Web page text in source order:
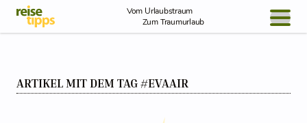
Skip to Content
Vom Urlaubstraum
Zum Traumurlaub
NEWS
ARTIKEL MIT DEM TAG #EVAAIR